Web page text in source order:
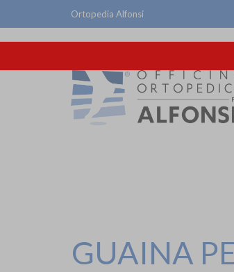
Ortopedia Alfonsi
GUAINA